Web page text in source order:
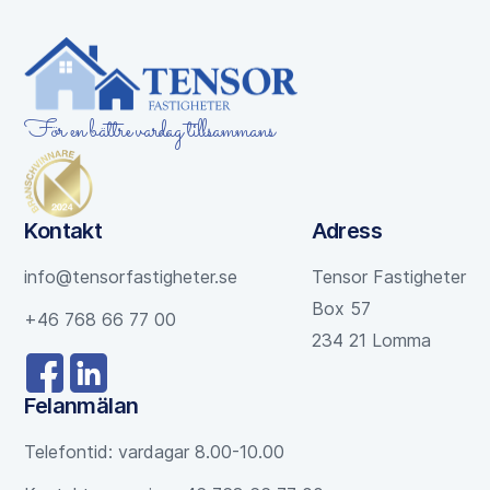
För en bättre vardag tillsammans
Kontakt
info@tensorfastigheter.se
+46 768 66 77 00
Adress
Tensor Fastigheter
Box 57
234 21 Lomma
Felanmälan
Telefontid: vardagar 8.00-10.00